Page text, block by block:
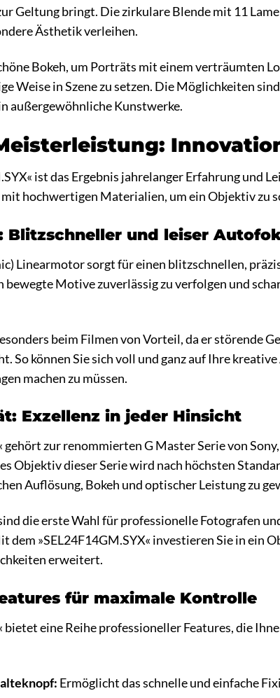
Geltung bringt. Die zirkulare Blende mit 11
Ästhetik verleihen.
Bokeh, um Porträts mit einem verträumten
Weise in Szene zu setzen. Die Möglichkeiten
außergewöhnliche Kunstwerke.
ist das Ergebnis jahrelanger Erfahrung und
hochwertigen Materialien, um ein Objektiv zu
Blitzschneller und leiser
Linearmotor sorgt für einen blitzschnellen,
bewegte Motive zuverlässig zu verfolgen und
beim Filmen von Vorteil, da er störende
So können Sie sich voll und ganz auf Ihre
machen zu müssen.
Exzellenz in jeder Hinsicht
gehört zur renommierten G Master Serie von
Objektiv dieser Serie wird nach höchsten
Auflösung, Bokeh und optischer Leistung zu
die erste Wahl für professionelle Fotografen
dem »SEL24F14GM.SYX« investieren Sie in ein
erweitert.
für maximale Kontrolle
bietet eine Reihe professioneller Features, die
Ermöglicht das schnelle und einfache